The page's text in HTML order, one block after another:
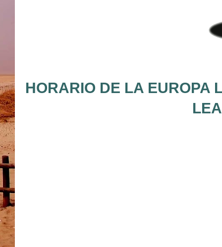
HORARIO DE LA EUROPA